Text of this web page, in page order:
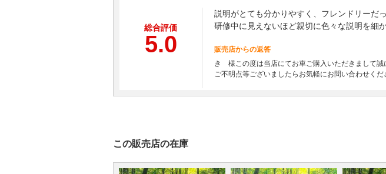
総合評価
5.0
説明がとても分かりやすく、フレンドリーだ
研修中に見えないほど親切に色々な説明を細
販売店からの返答
き 様この度は当店にてお車ご購入いただきまして誠
ご不明点等ございましたらお気軽にお問い合わせく
この販売店の在庫